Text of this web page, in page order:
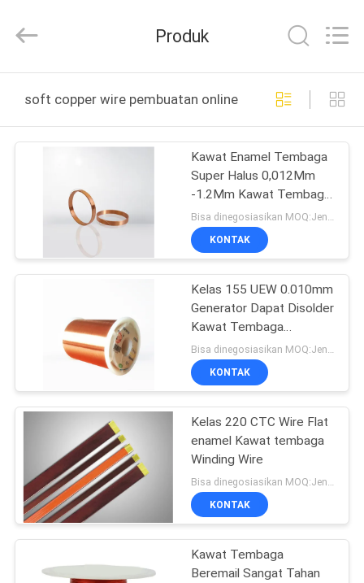
RUMAH
PRODUK
TENTANG
KITA
WISATA
PABRIK
KONTROL
KUALITAS
HUBUNGI
KAMI
BERITA
Material
Co,.Ltd.
Reserved.
Produk
soft copper wire pembuatan online
Kawat Enamel Tembaga
Super Halus 0,012Mm
-1.2Mm Kawat Tembaga
Magnet Pernis Ukuran
Penuh
Bisa dinegosiasikan MOQ:Jenis yang berbeda dengan MOQ berbeda
KONTAK
Kelas 155 UEW 0.010mm
Generator Dapat Disolder
Kawat Tembaga
Berenamel Kawat
Magnet Tembaga
KONTAK
Kelas 220 CTC Wire Flat
enamel Kawat tembaga
Winding Wire
KONTAK
Kawat Tembaga
Beremail Sangat Tahan